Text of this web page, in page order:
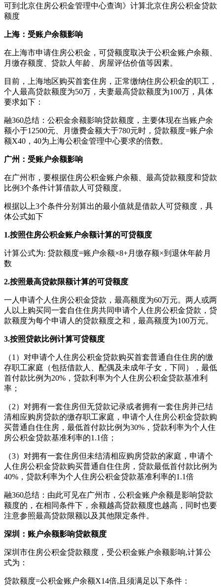
可到北京住房公积金管理中心查询》计算北京住房公积金贷款
额度
上海：受账户余额影响
在上海市申请住房公积金，可贷额度取决于公积金账户余额、
月缴存额度、贷款人年龄、房屋评估价值等因素。
目前，上海地区购买首套住房，正常缴纳住房公积金的职工，
个人最高贷款额度为50万，夫妻最高贷款额度为100万，具体
要求如下：
融360总结：公积金余额影响贷款额度，主要体现在当账户余
额小于12500元、月缴费金额大于780元时，贷款额度=账户余
额X40，40为上海公积金管理中心要求的倍数。
广州：受账户余额影响
在广州市，要根据住房公积金账户余额、最高贷款额度和贷款
比例3个条件计算借款人可贷额度。
根据以上3个条件分别算出的最小值就是借款人可贷额度，具
体公式如下
1.按照住房公积金账户余额计算的可贷额度
计算公式为: 贷款额度=账户余额×8+月缴存额×到退休年龄月
数
2.按照最高贷款限额计算的可贷额度
一人申请个人住房公积金贷款，最高额度为60万元。两人或两
人以上购买同一套自住住房共同申请个人住房公积金贷款，贷
款额度为每个申请人的贷款额度之和，最高额度为100万元。
3.按照贷款比例计算可贷额度
（1）对申请个人住房公积金贷款购买首套普通自住住房的缴
存职工家庭（包括借款人、配偶及未成年子女，下同），最低
首付款比例为20%，贷款利率为个人住房公积金贷款基准利
率；
（2）对拥有一套住房但无贷款记录或者拥有一套住房并已结
清相应购房贷款的缴存职工家庭，申请个人住房公积金贷款购
买普通自住住房，最低首付款比例为30%，贷款利率为个人住
房公积金贷款基准利率的1.1倍；
（3）对拥有一套住房但未结清相应购房贷款的家庭，申请个
人住房公积金贷款购买普通自住住房，贷款最低首付款比例为
40%，贷款利率为个人住房公积金贷款基准利率的1.1倍
融360总结：由此可见在广州市，公积金账户余额是影响贷款
额度的，在相同条件下，余额越高贷款额度也越高，同时也要
注意参照最高贷款限额以及其他限定条件。
深圳：账户余额影响贷款额度
深圳市住房公积金贷款额度，受公积金账户余额影响,计算公
式为：
贷款额度=公积金账户余额X14倍,且须满足以下条件：